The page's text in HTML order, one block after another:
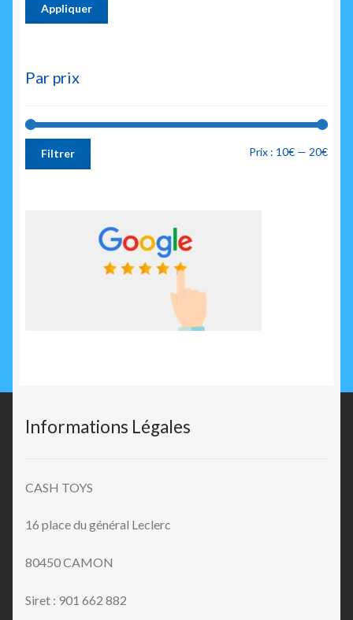
Appliquer
Par prix
Prix
Prix
Filtrer Prix : 10€ — 20€
Informations Légales
CASH TOYS
16 place du général Leclerc
80450 CAMON
Siret : 901 662 882